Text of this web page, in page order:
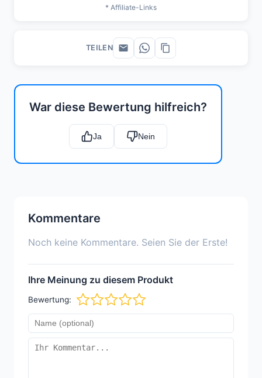
War diese Bewertung hilfreich?
Ja Nein
Kommentare
Noch keine Kommentare. Seien Sie der Erste!
Ihre Meinung zu diesem Produkt
Bewertung:
* Affiliate-Links
TEILEN